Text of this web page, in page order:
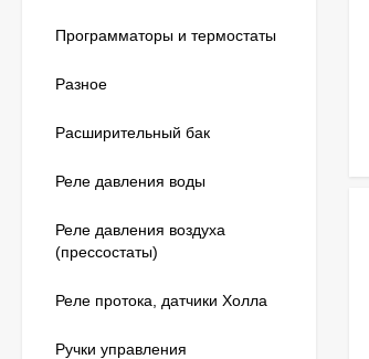
Программаторы и термостаты
Разное
Расширительный бак
Реле давления воды
Реле давления воздуха
(прессостаты)
Реле протока, датчики Холла
Ручки управления